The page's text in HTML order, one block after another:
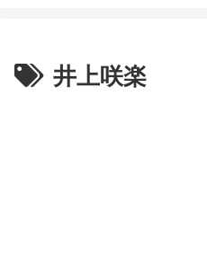
井上咲楽